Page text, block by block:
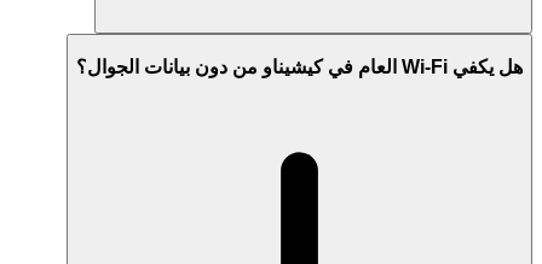
هل يكفي Wi-Fi العام في كيشيناو من دون بيانات الجوال؟